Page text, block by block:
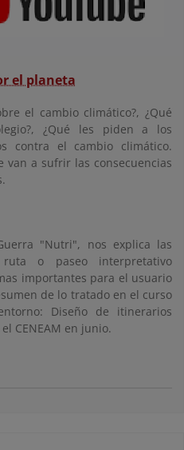
el planeta
el cambio climático?, ¿Qué
¿Qué les piden a los
contra el cambio climático.
van a sufrir las consecuencias
"Nutri", nos explica las
o paseo interpretativo
importantes para el usuario
de lo tratado en el curso
Diseño de itinerarios
CENEAM en junio.